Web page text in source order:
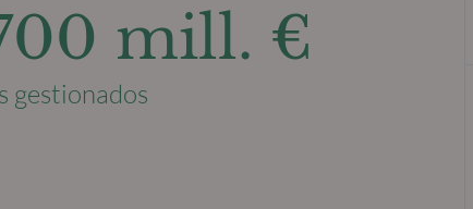
mill. €
gestionados